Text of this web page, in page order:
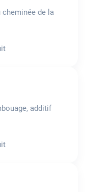
cheminée de la
additif